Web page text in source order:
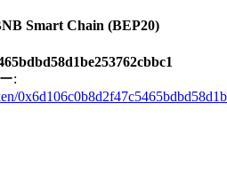
Smart Chain (BEP20)
: